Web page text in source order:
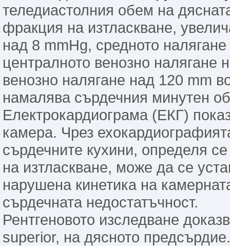
теледиастолния обем на
фракция на изтласкване,
над 8 mmHg, средното
централното венозно
венозно налягане над 120 mm
намалява сърдечния минутен
Електрокардиограма (ЕКГ)
камера. Чрез
сърдечните кухини, определя
на изтласкване, може да се
нарушена кинетика на
сърдечната недостатъчност.
Рентгеновото изследване
superior, на дясното предсърдие.